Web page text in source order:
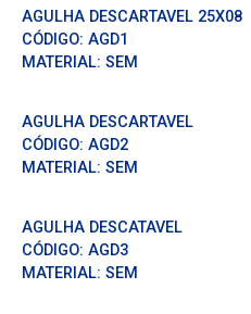
AGULHA DESCARTAVEL 25X08
CÓDIGO: AGD1
MATERIAL: SEM
AGULHA DESCARTAVEL
CÓDIGO: AGD2
MATERIAL: SEM
AGULHA DESCATAVEL
CÓDIGO: AGD3
MATERIAL: SEM